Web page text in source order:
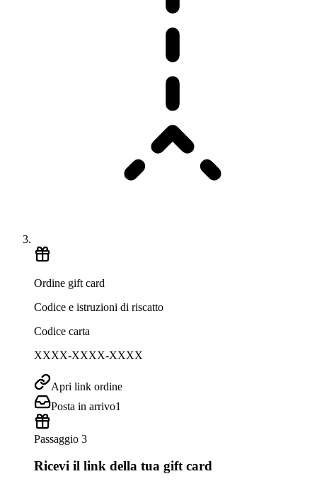
Ordine gift card
Codice e istruzioni di riscatto
Codice carta
XXXX-XXXX-XXXX
Apri link ordine
Posta in arrivo1
Passaggio 3
Ricevi il link della tua gift card